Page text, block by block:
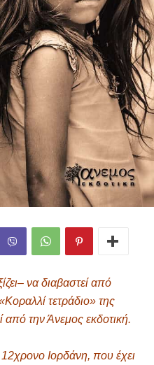
να διαβαστεί από
Κοραλλί τετράδιο» της
από την Άνεμος εκδοτική.
Ιορδάνη, που έχει